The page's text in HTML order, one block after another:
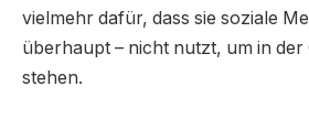
vielmehr dafür, dass sie soziale
überhaupt – nicht nutzt, um in
stehen.